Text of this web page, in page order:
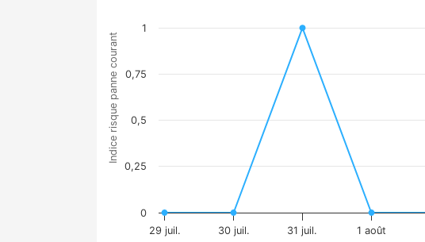
Indice risque panne courant
29 juil. 30 juil. 31 juil. 1 août
0
0,25
0,5
0,75
1